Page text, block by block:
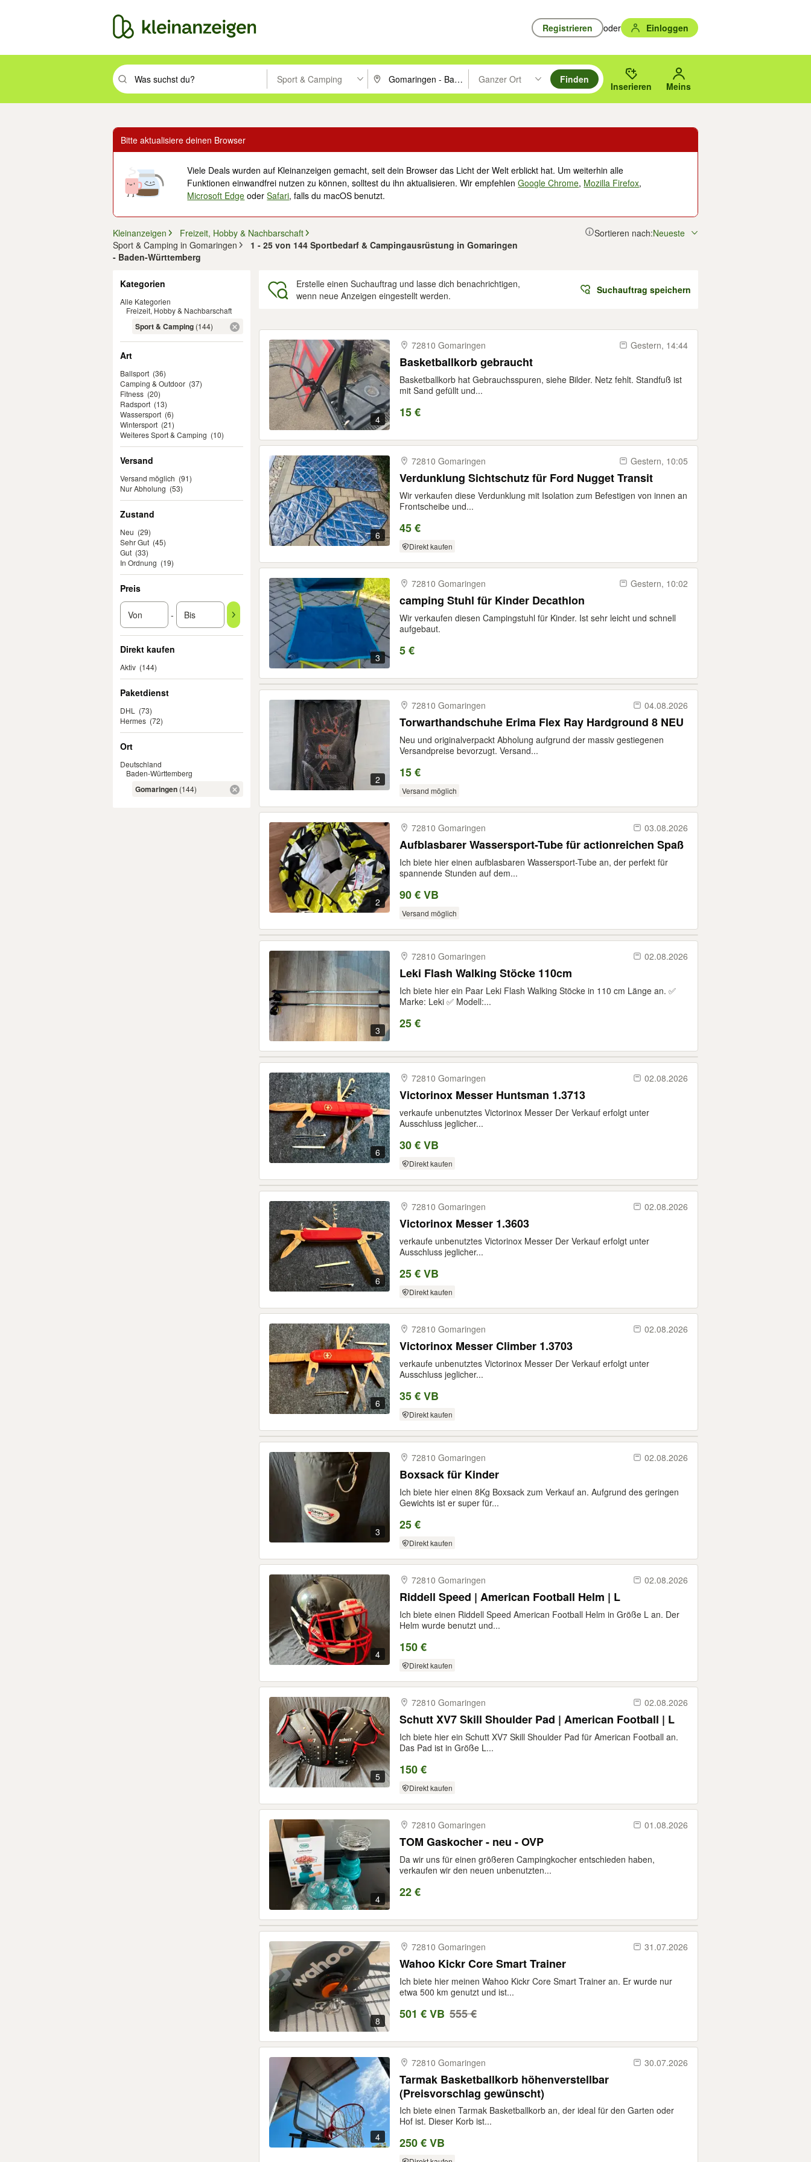
Registrieren oder Einloggen
Suchbegriff eingeben. Eingabetaste drücken um zu suchen, oder Vorschläge mit den Pfeiltasten nach oben/unten durchsuchen und mit Eingabetaste auswählen.
Sport & Camping PLZ oder Ort eingeben. Eingabetaste drücken um zu suchen, oder Vorschläge mit den Pfeiltasten nach oben/
Ganzer Ort
Suche im Umkreis des gewählten Orts oder PLZ.
Finden
Inserieren Meins
Bitte aktualisiere deinen Browser
Viele Deals wurden auf Kleinanzeigen gemacht, seit dein Browser das Licht der Welt erblickt hat. Um weiterhin alle
Funktionen einwandfrei nutzen zu können, solltest du ihn aktualisieren. Wir empfehlenGoogle Chrome, Mozilla Firefox,
Microsoft Edge oderSafari, falls du macOS benutzt.
Kleinanzeigen
Freizeit, Hobby & Nachbarschaft
Sport & Camping in Gomaringen
1 - 25 von 144 Sportbedarf & Campingausrüstung in Gomaringen
- Baden-Württemberg
Sortieren nach:Neueste
Kategorien
Alle Kategorien
Freizeit, Hobby & Nachbarschaft
Sport & Camping (144)
Art
Ballsport (36)
Camping & Outdoor (37)
Fitness (20)
Radsport (13)
Wassersport (6)
Wintersport (21)
Weiteres Sport & Camping (10)
Versand
Versand möglich (91)
Nur Abholung (53)
Zustand
Neu (29)
Sehr Gut (45)
Gut (33)
In Ordnung (19)
Preis
-
Direkt kaufen
Aktiv (144)
Paketdienst
DHL
(73)
Hermes (72)
Ort
Deutschland
Baden-Württemberg
Gomaringen (144)
Erstelle einen Suchauftrag und lasse dich benachrichtigen,
wenn neue Anzeigen eingestellt werden.
Suchauftrag speichern
4
72810 Gomaringen Gestern, 14:44
Basketballkorb gebraucht
Basketballkorb hat Gebrauchsspuren, siehe Bilder. Netz fehlt. Standfuß ist
mit Sand gefüllt und...
15 €
6
72810 Gomaringen Gestern, 10:05
Verdunklung Sichtschutz für Ford Nugget Transit
Wir verkaufen diese Verdunklung mit Isolation zum Befestigen von innen an
Frontscheibe und...
45 €
Direkt kaufen
3
72810 Gomaringen Gestern, 10:02
camping Stuhl für Kinder Decathlon
Wir verkaufen diesen Campingstuhl für Kinder. Ist sehr leicht und schnell
aufgebaut.
5 €
2
72810 Gomaringen 04.08.2026
Torwarthandschuhe Erima Flex Ray Hardground 8 NEU
Neu und originalverpackt Abholung aufgrund der massiv gestiegenen
Versandpreise bevorzugt. Versand...
15 €
Versand möglich
2
72810 Gomaringen 03.08.2026
Aufblasbarer Wassersport-Tube für actionreichen Spaß
Ich biete hier einen aufblasbaren Wassersport-Tube an, der perfekt für
spannende Stunden auf dem...
90 € VB
Versand möglich
3
72810 Gomaringen 02.08.2026
Leki Flash Walking Stöcke 110cm
Ich biete hier ein Paar Leki Flash Walking Stöcke in 110 cm Länge an. ✅
Marke: Leki ✅ Modell:...
25 €
6
72810 Gomaringen 02.08.2026
Victorinox Messer Huntsman 1.3713
verkaufe unbenutztes Victorinox Messer Der Verkauf erfolgt unter
Ausschluss jeglicher...
30 € VB
Direkt kaufen
6
72810 Gomaringen 02.08.2026
Victorinox Messer 1.3603
verkaufe unbenutztes Victorinox Messer Der Verkauf erfolgt unter
Ausschluss jeglicher...
25 € VB
Direkt kaufen
6
72810 Gomaringen 02.08.2026
Victorinox Messer Climber 1.3703
verkaufe unbenutztes Victorinox Messer Der Verkauf erfolgt unter
Ausschluss jeglicher...
35 € VB
Direkt kaufen
3
72810 Gomaringen 02.08.2026
Boxsack für Kinder
Ich biete hier einen 8Kg Boxsack zum Verkauf an. Aufgrund des geringen
Gewichts ist er super für...
25 €
Direkt kaufen
4
72810 Gomaringen 02.08.2026
Riddell Speed | American Football Helm | L
Ich biete einen Riddell Speed American Football Helm in Größe L an. Der
Helm wurde benutzt und...
150 €
Direkt kaufen
5
72810 Gomaringen 02.08.2026
Schutt XV7 Skill Shoulder Pad | American Football | L
Ich biete hier ein Schutt XV7 Skill Shoulder Pad für American Football an.
Das Pad ist in Größe L...
150 €
Direkt kaufen
4
72810 Gomaringen 01.08.2026
TOM Gaskocher - neu - OVP
Da wir uns für einen größeren Campingkocher entschieden haben,
verkaufen wir den neuen unbenutzten...
22 €
8
72810 Gomaringen 31.07.2026
Wahoo Kickr Core Smart Trainer
Ich biete hier meinen Wahoo Kickr Core Smart Trainer an. Er wurde nur
etwa 500 km genutzt und ist...
501 € VB 555 €
4
72810 Gomaringen 30.07.2026
Tarmak Basketballkorb höhenverstellbar
(Preisvorschlag gewünscht)
Ich biete einen Tarmak Basketballkorb an, der ideal für den Garten oder
Hof ist. Dieser Korb ist...
250 € VB